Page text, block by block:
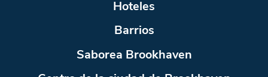
Hoteles
Barrios
Saborea Brookhaven